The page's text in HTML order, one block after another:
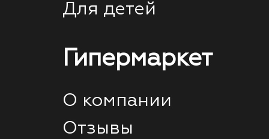
Для детей
Гипермаркет
О компании
Отзывы